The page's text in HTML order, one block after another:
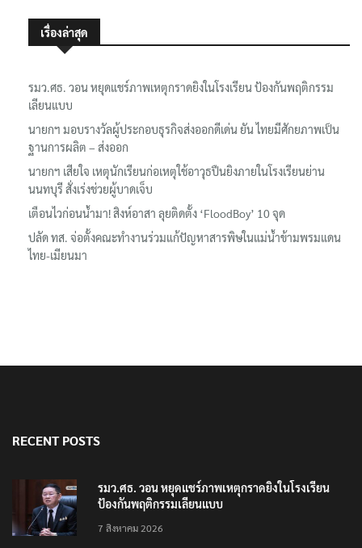
เรื่องล่าสุด
รมว.ศธ. วอน หยุดแชร์ภาพเหตุกราดยิงในโรงเรียน ป้องกันพฤติกรรม
เลียนแบบ
นายกฯ มอบรางวัลผู้ประกอบธุรกิจส่งออกดีเด่น ยัน ไทยมีศักยภาพเป็น
ฐานการผลิต – ส่งออก
นายกฯ เสียใจ เหตุนักเรียนก่อเหตุใช้อาวุธปืนยิงภายในโรงเรียนย่าน
นนทบุรี สั่งเร่งช่วยผู้บาดเจ็บ
เตือนไวก่อนน้ำมา! สิงห์อาสา ลุยติดตั้ง ‘FloodBoy’ 10 จุด
ปลัด ทส. จ่อตั้งคณะทำงานร่วมแก้ปัญหาสารพิษในแม่น้ำข้ามพรมแดน
ไทย-เมียนมา
RECENT POSTS
รมว.ศธ. วอน หยุดแชร์ภาพเหตุกราดยิงในโรงเรียน
ป้องกันพฤติกรรมเลียนแบบ
7 สิงหาคม 2026